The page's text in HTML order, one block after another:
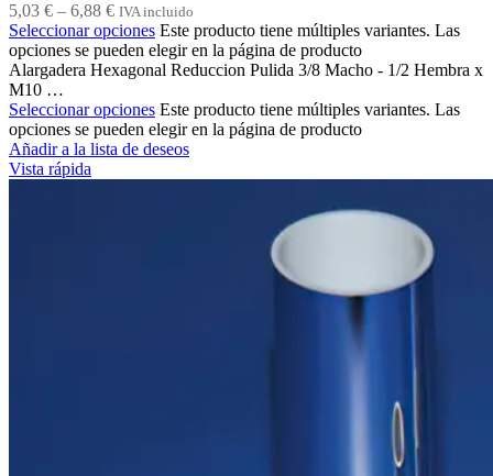
5,03 € – 6,88 € IVA incluido
Seleccionar opciones Este producto tiene múltiples variantes. Las
opciones se pueden elegir en la página de producto
Alargadera Hexagonal Reduccion Pulida 3/8 Macho - 1/2 Hembra x
M10 …
Seleccionar opciones Este producto tiene múltiples variantes. Las
opciones se pueden elegir en la página de producto
Añadir a la lista de deseos
Vista rápida